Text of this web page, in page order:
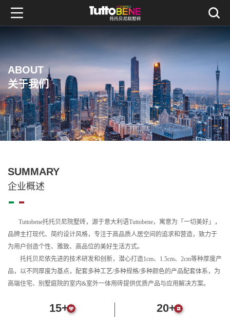
ABOUT
关于我们
SUMMARY
企业概述
Tuttobene托托贝尼院墅砖，源于意大利语Tuttobene，寓意为「一切美好」，
品牌主打现代、简约设计风格，专注于高品质人居空间的追求和营造，致力于
为用户创造个性、雅致、高品位的美好生活方式。
托托贝尼依先进的技术研发和创新，潜心打造1cm、1.5cm、2cm等种厚度产
品，以不同厚度为基点，配套多种工艺/多种规格/多种颜色的产品配套体系，为
高端住宅、别墅庭院的室内&室外一体用砖提供优质产品与应用解决方案。
15+ 20+